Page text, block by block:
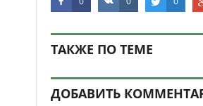
ТАКЖЕ ПО ТЕМЕ
ДОБАВИТЬ